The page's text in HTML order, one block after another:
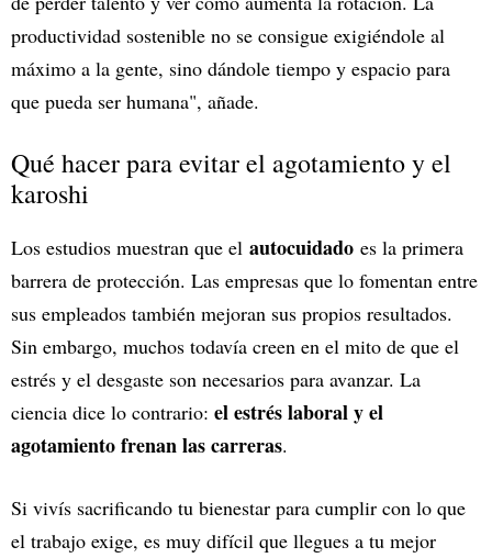
productividad sostenible no se consigue exigiéndole al
máximo a la gente, sino dándole tiempo y espacio para
que pueda ser humana", añade.
Qué hacer para evitar el agotamiento y el
karoshi
Los estudios muestran que el autocuidado es la primera
barrera de protección. Las empresas que lo fomentan entre
sus empleados también mejoran sus propios resultados.
Sin embargo, muchos todavía creen en el mito de que el
estrés y el desgaste son necesarios para avanzar. La
ciencia dice lo contrario: el estrés laboral y el
agotamiento frenan las carreras.
Si vivís sacrificando tu bienestar para cumplir con lo que
el trabajo exige, es muy difícil que llegues a tu mejor